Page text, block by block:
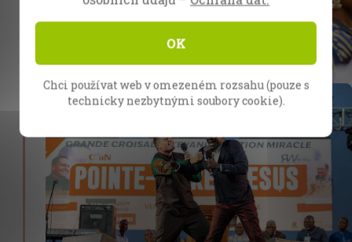
OK
Chci používat web v omezeném rozsahu (pouze s
technicky nezbytnými soubory cookie).